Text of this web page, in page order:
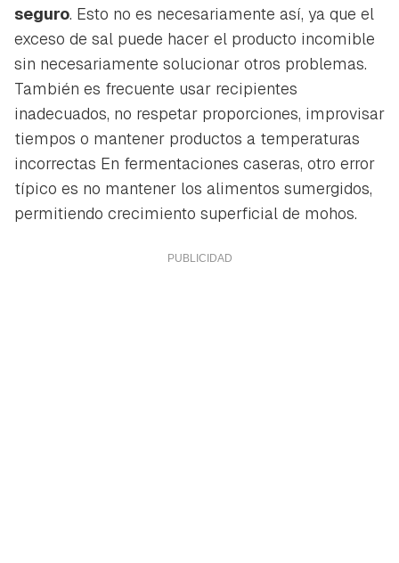
seguro. Esto no es necesariamente así, ya que el
exceso de sal puede hacer el producto incomible
sin necesariamente solucionar otros problemas.
También es frecuente usar recipientes
inadecuados, no respetar proporciones, improvisar
tiempos o mantener productos a temperaturas
incorrectas En fermentaciones caseras, otro error
típico es no mantener los alimentos sumergidos,
permitiendo crecimiento superficial de mohos.